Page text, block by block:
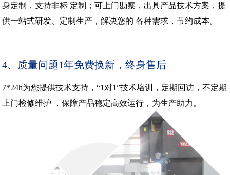
身定制，支持非标 定制；可上门勘察，出具产品技术方案，提
供一站式研发、定制生产，解决您的 各种需求，节约成本。
4、质量问题1年免费换新，终身售后
7*24h为您提供技术支持，“1对1”技术培训，定期回访，不定期
上门检修维护 ，保障产品稳定高效运行，为生产助力。